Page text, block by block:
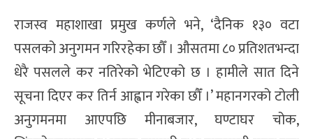
राजस्व महाशाखा प्रमुख कर्णले भने, ‘दैनिक १३० वटा
पसलको अनुगमन गरिरहेका छौँ । औसतमा ८० प्रतिशतभन्दा
धेरै पसलले कर नतिरेको भेटिएको छ । हामीले सात दिने
सूचना दिएर कर तिर्न आह्वान गरेका छौँ ।’ महानगरको टोली
अनुगमनमा आएपछि मीनाबजार, घण्टाघर चोक,